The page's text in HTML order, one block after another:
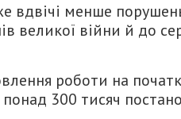
вдвічі менше
великої війни й до
роботи на
300 тисяч